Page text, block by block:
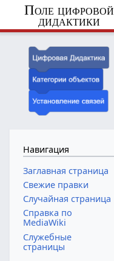
Поле цифровой
дидактики
Навигация
Заглавная страница
Свежие правки
Случайная страница
Справка по
MediaWiki
Служебные
страницы